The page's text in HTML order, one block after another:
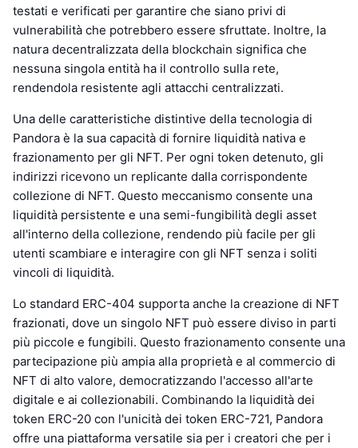
testati e verificati per garantire che siano privi di
vulnerabilità che potrebbero essere sfruttate. Inoltre, la
natura decentralizzata della blockchain significa che
nessuna singola entità ha il controllo sulla rete,
rendendola resistente agli attacchi centralizzati.
Una delle caratteristiche distintive della tecnologia di
Pandora è la sua capacità di fornire liquidità nativa e
frazionamento per gli NFT. Per ogni token detenuto, gli
indirizzi ricevono un replicante dalla corrispondente
collezione di NFT. Questo meccanismo consente una
liquidità persistente e una semi-fungibilità degli asset
all'interno della collezione, rendendo più facile per gli
utenti scambiare e interagire con gli NFT senza i soliti
vincoli di liquidità.
Lo standard ERC-404 supporta anche la creazione di NFT
frazionati, dove un singolo NFT può essere diviso in parti
più piccole e fungibili. Questo frazionamento consente una
partecipazione più ampia alla proprietà e al commercio di
NFT di alto valore, democratizzando l'accesso all'arte
digitale e ai collezionabili. Combinando la liquidità dei
token ERC-20 con l'unicità dei token ERC-721, Pandora
offre una piattaforma versatile sia per i creatori che per i